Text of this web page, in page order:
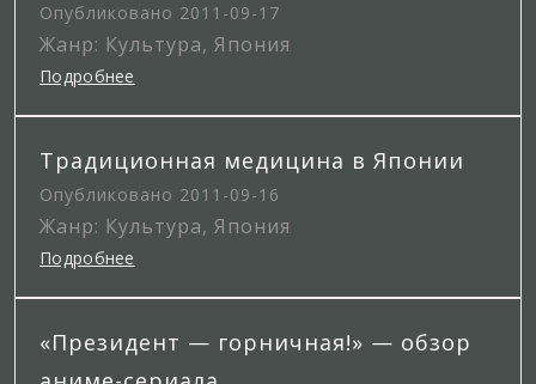
Опубликовано 2011-09-17
Жанр: Культура, Япония
Подробнее
Традиционная медицина в Японии
Опубликовано 2011-09-16
Жанр: Культура, Япония
Подробнее
«Президент — горничная!» — обзор